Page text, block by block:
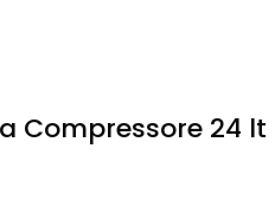
Compressore 24